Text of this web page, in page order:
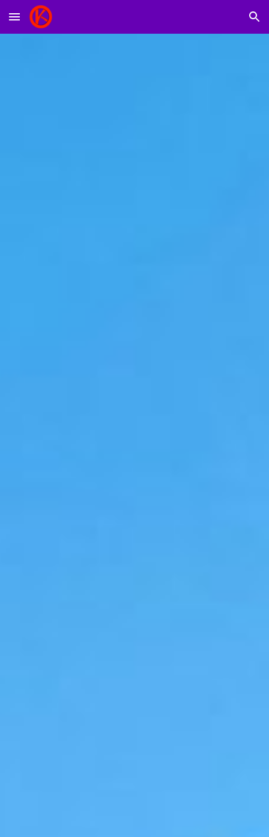
Skip to main content Skip to navigation